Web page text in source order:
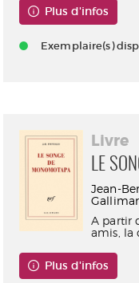
Plus d'infos
Exemplaire(s)
Livre
LE
Jean-
A partir
amis, la
Plus d'infos